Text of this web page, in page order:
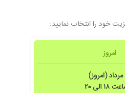
خود را انتخاب نمایید:
امروز
۱۸ الی ۲۰